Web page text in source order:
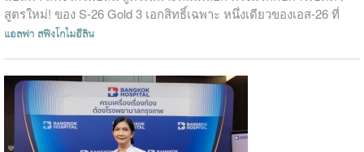
สูตรใหม่! ของ S-26 Gold 3 เอกสิทธิ์เฉพาะ หนึ่งเดียวของเอส-26 ที่
ผสม...
แอลฟา สฟิงโกไมอีลิน